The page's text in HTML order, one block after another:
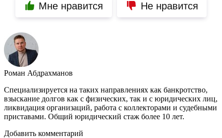
Мне нравится Не нравится
Роман Абдрахманов
Специализируется на таких направлениях как банкротство,
взыскание долгов как с физических, так и с юридических лиц,
ликвидация организаций, работа с коллекторами и судебными
приставами. Общий юридический стаж более 10 лет.
Добавить комментарий